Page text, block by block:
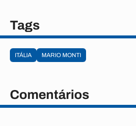
Tags
ITÁLIA MARIO MONTI
Comentários